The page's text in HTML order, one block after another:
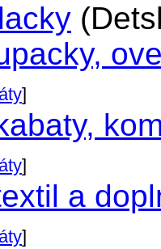
]
]
a
]